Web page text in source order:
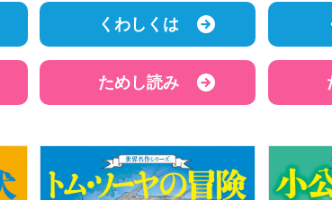
くわしくは
ためし読み